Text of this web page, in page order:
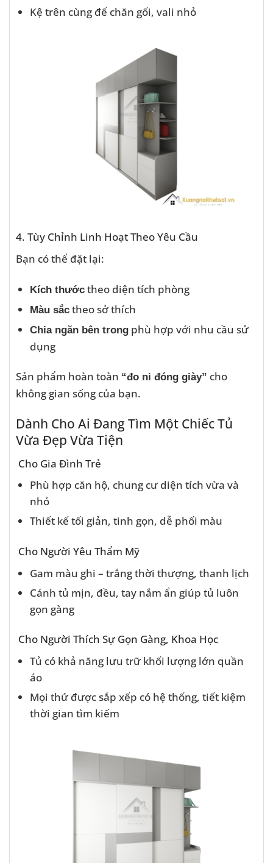
Kệ trên cùng để chăn gối, vali nhỏ
4. Tùy Chỉnh Linh Hoạt Theo Yêu Cầu
Bạn có thể đặt lại:
Kích thướctheo diện tích phòng
Màu sắctheo sở thích
Chia ngăn bên trongphù hợp với nhu cầu sử
dụng
Sản phẩm hoàn toàn “đo ni đóng giày” cho
không gian sống của bạn.
Dành Cho Ai Đang Tìm Một Chiếc Tủ
Vừa Đẹp Vừa Tiện
Cho Gia Đình Trẻ
Phù hợp căn hộ, chung cư diện tích vừa và
nhỏ
Thiết kế tối giản, tinh gọn, dễ phối màu
Cho Người Yêu Thẩm Mỹ
Gam màu ghi – trắng thời thượng, thanh lịch
Cánh tủ mịn, đều, tay nắm ẩn giúp tủ luôn
gọn gàng
Cho Người Thích Sự Gọn Gàng, Khoa Học
Tủ có khả năng lưu trữ khối lượng lớn quần
áo
Mọi thứ được sắp xếp có hệ thống, tiết kiệm
thời gian tìm kiếm